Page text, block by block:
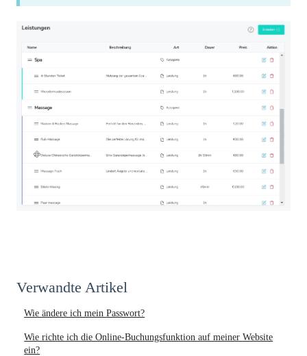
Verwandte Artikel
Wie ändere ich mein Passwort?
Wie richte ich die Online-Buchungsfunktion auf meiner Website
ein?